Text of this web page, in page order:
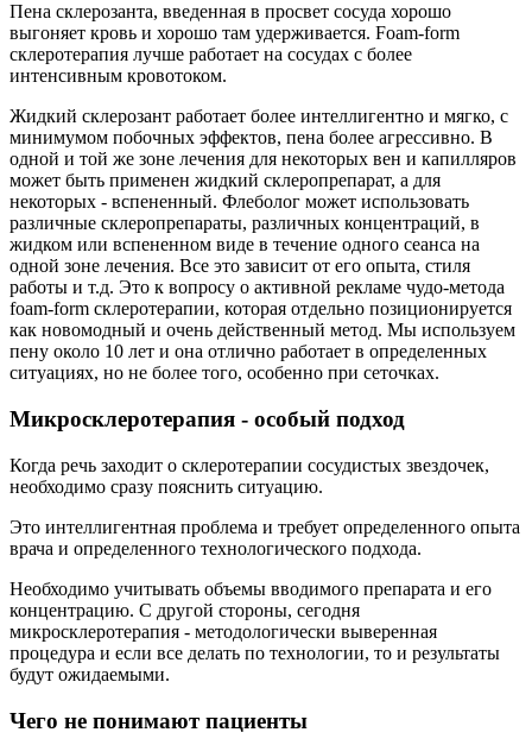
Пена склерозанта, введенная в просвет сосуда хорошо
выгоняет кровь и хорошо там удерживается. Foam-form
склеротерапия лучше работает на сосудах с более
интенсивным кровотоком.
Жидкий склерозант работает более интеллигентно и мягко, с
минимумом побочных эффектов, пена более агрессивно. В
одной и той же зоне лечения для некоторых вен и капилляров
может быть применен жидкий склеропрепарат, а для
некоторых - вспененный. Флеболог может использовать
различные склеропрепараты, различных концентраций, в
жидком или вспененном виде в течение одного сеанса на
одной зоне лечения. Все это зависит от его опыта, стиля
работы и т.д. Это к вопросу о активной рекламе чудо-метода
foam-form склеротерапии, которая отдельно позиционируется
как новомодный и очень действенный метод. Мы используем
пену около 10 лет и она отлично работает в определенных
ситуациях, но не более того, особенно при сеточках.
Микросклеротерапия - особый подход
Когда речь заходит о склеротерапии сосудистых звездочек,
необходимо сразу пояснить ситуацию.
Это интеллигентная проблема и требует определенного опыта
врача и определенного технологического подхода.
Необходимо учитывать объемы вводимого препарата и его
концентрацию. С другой стороны, сегодня
микросклеротерапия - методологически выверенная
процедура и если все делать по технологии, то и результаты
будут ожидаемыми.
Чего не понимают пациенты